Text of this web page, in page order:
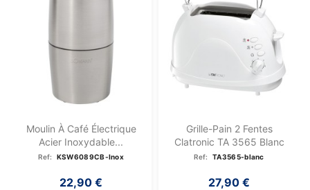
Moulin À Café Électrique
Acier Inoxydable...
Ref: KSW6089CB-Inox
22,90 €
Grille-Pain 2 Fentes
Clatronic TA 3565 Blanc
Ref: TA3565-blanc
27,90 €